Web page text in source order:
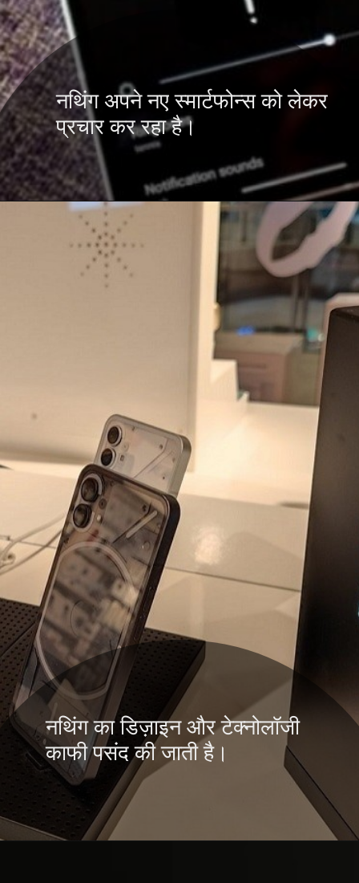
नथिंग अपने नए स्मार्टफोन्स को लेकर
प्रचार कर रहा है।
नथिंग का डिज़ाइन और टेक्नोलॉजी
काफी पसंद की जाती है।